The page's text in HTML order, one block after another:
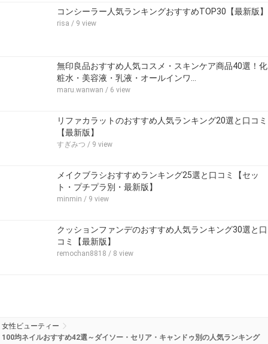
コンシーラー人気ランキングおすすめTOP30【最新版】
risa / 9 view
無印良品おすすめ人気コスメ・スキンケア商品40選！化
粧水・美容液・乳液・オールインワ…
maru.wanwan / 6 view
リファカラットのおすすめ人気ランキング20選と口コミ
【最新版】
すぎみつ / 9 view
メイクブラシおすすめランキング25選と口コミ【セッ
ト・プチプラ別・最新版】
minmin / 9 view
クッションファンデのおすすめ人気ランキング30選と口
コミ【最新版】
remochan8818 / 8 view
女性ビューティー
100均ネイルおすすめ42選～ダイソー・セリア・キャンドゥ別の人気ランキング